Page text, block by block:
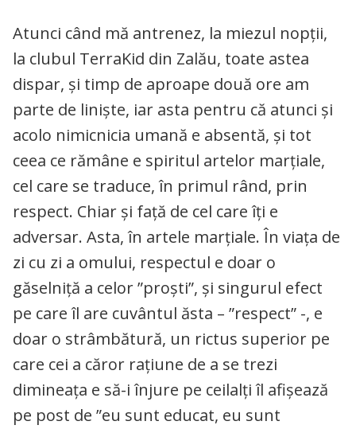
Atunci când mă antrenez, la miezul nopții,
la clubul TerraKid din Zalău, toate astea
dispar, și timp de aproape două ore am
parte de liniște, iar asta pentru că atunci și
acolo nimicnicia umană e absentă, și tot
ceea ce rămâne e spiritul artelor marțiale,
cel care se traduce, în primul rând, prin
respect. Chiar și față de cel care îți e
adversar. Asta, în artele marțiale. În viața de
zi cu zi a omului, respectul e doar o
găselniță a celor ”proști”, și singurul efect
pe care îl are cuvântul ăsta – ”respect” -, e
doar o strâmbătură, un rictus superior pe
care cei a căror rațiune de a se trezi
dimineața e să-i înjure pe ceilalți îl afișează
pe post de ”eu sunt educat, eu sunt